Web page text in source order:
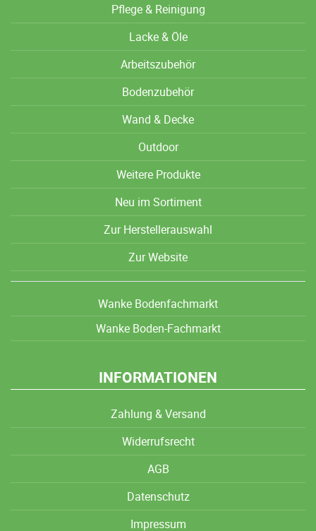
Pflege & Reinigung
Lacke & Öle
Arbeitszubehör
Bodenzubehör
Wand & Decke
Outdoor
Weitere Produkte
Neu im Sortiment
Zur Herstellerauswahl
Zur Website
Wanke Bodenfachmarkt
Wanke Boden-Fachmarkt
INFORMATIONEN
Zahlung & Versand
Widerrufsrecht
AGB
Datenschutz
Impressum